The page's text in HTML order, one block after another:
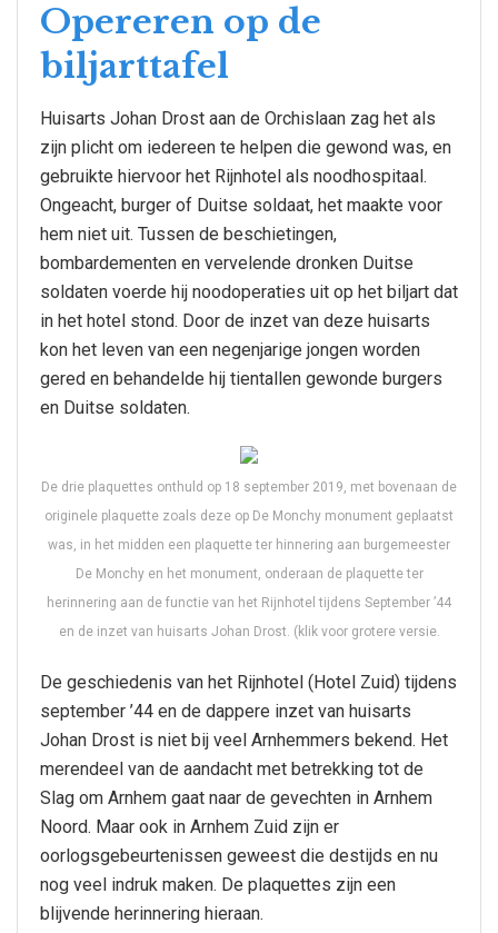
Opereren op de
biljarttafel
Huisarts Johan Drost aan de Orchislaan zag het als
zijn plicht om iedereen te helpen die gewond was, en
gebruikte hiervoor het Rijnhotel als noodhospitaal.
Ongeacht, burger of Duitse soldaat, het maakte voor
hem niet uit. Tussen de beschietingen,
bombardementen en vervelende dronken Duitse
soldaten voerde hij noodoperaties uit op het biljart dat
in het hotel stond. Door de inzet van deze huisarts
kon het leven van een negenjarige jongen worden
gered en behandelde hij tientallen gewonde burgers
en Duitse soldaten.
De drie plaquettes onthuld op 18 september 2019, met bovenaan de
originele plaquette zoals deze op De Monchy monument geplaatst
was, in het midden een plaquette ter hinnering aan burgemeester
De Monchy en het monument, onderaan de plaquette ter
herinnering aan de functie van het Rijnhotel tijdens September ’44
en de inzet van huisarts Johan Drost. (klik voor grotere versie.
De geschiedenis van het Rijnhotel (Hotel Zuid) tijdens
september ’44 en de dappere inzet van huisarts
Johan Drost is niet bij veel Arnhemmers bekend. Het
merendeel van de aandacht met betrekking tot de
Slag om Arnhem gaat naar de gevechten in Arnhem
Noord. Maar ook in Arnhem Zuid zijn er
oorlogsgebeurtenissen geweest die destijds en nu
nog veel indruk maken. De plaquettes zijn een
blijvende herinnering hieraan.